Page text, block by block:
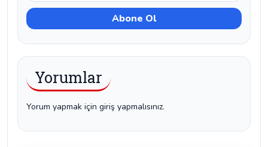
Yorumlar
Yorum yapmak için giriş yapmalısınız.